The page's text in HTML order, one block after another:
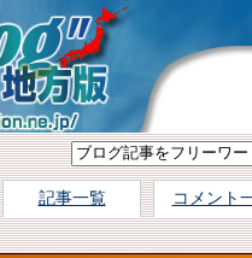
記事一覧 コメント